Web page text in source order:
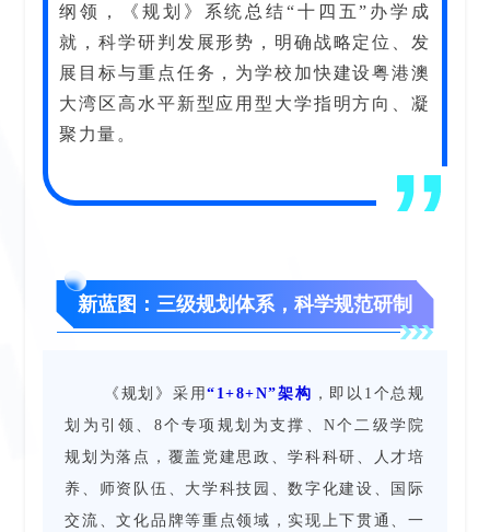
纲领，《规划》系统总结“十四五”办学成
就，科学研判发展形势，明确战略定位、发
展目标与重点任务，为学校加快建设粤港澳
大湾区高水平新型应用型大学指明方向、凝
聚力量。
新蓝图：三级规划体系，科学规范研制
《规划》采用“1+8+N”架构 ，即以1个总规
划为引领、8个专项规划为支撑、N个二级学院
规划为落点，覆盖党建思政、学科科研、人才培
养、师资队伍、大学科技园、数字化建设、国际
交流、文化品牌等重点领域，实现上下贯通、一